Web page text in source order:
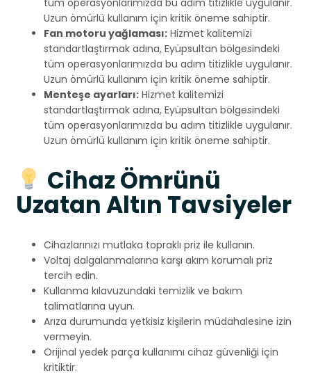
tüm operasyonlarımızda bu adım titizlikle uygulanır.
Uzun ömürlü kullanım için kritik öneme sahiptir.
Fan motoru yağlaması: Hizmet kalitemizi
standartlaştırmak adına, Eyüpsultan bölgesindeki
tüm operasyonlarımızda bu adım titizlikle uygulanır.
Uzun ömürlü kullanım için kritik öneme sahiptir.
Menteşe ayarları: Hizmet kalitemizi
standartlaştırmak adına, Eyüpsultan bölgesindeki
tüm operasyonlarımızda bu adım titizlikle uygulanır.
Uzun ömürlü kullanım için kritik öneme sahiptir.
Cihaz Ömrünü
Uzatan Altın Tavsiyeler
Cihazlarınızı mutlaka topraklı priz ile kullanın.
Voltaj dalgalanmalarına karşı akım korumalı priz
tercih edin.
Kullanma kılavuzundaki temizlik ve bakım
talimatlarına uyun.
Arıza durumunda yetkisiz kişilerin müdahalesine izin
vermeyin.
Orijinal yedek parça kullanımı cihaz güvenliği için
kritiktir.